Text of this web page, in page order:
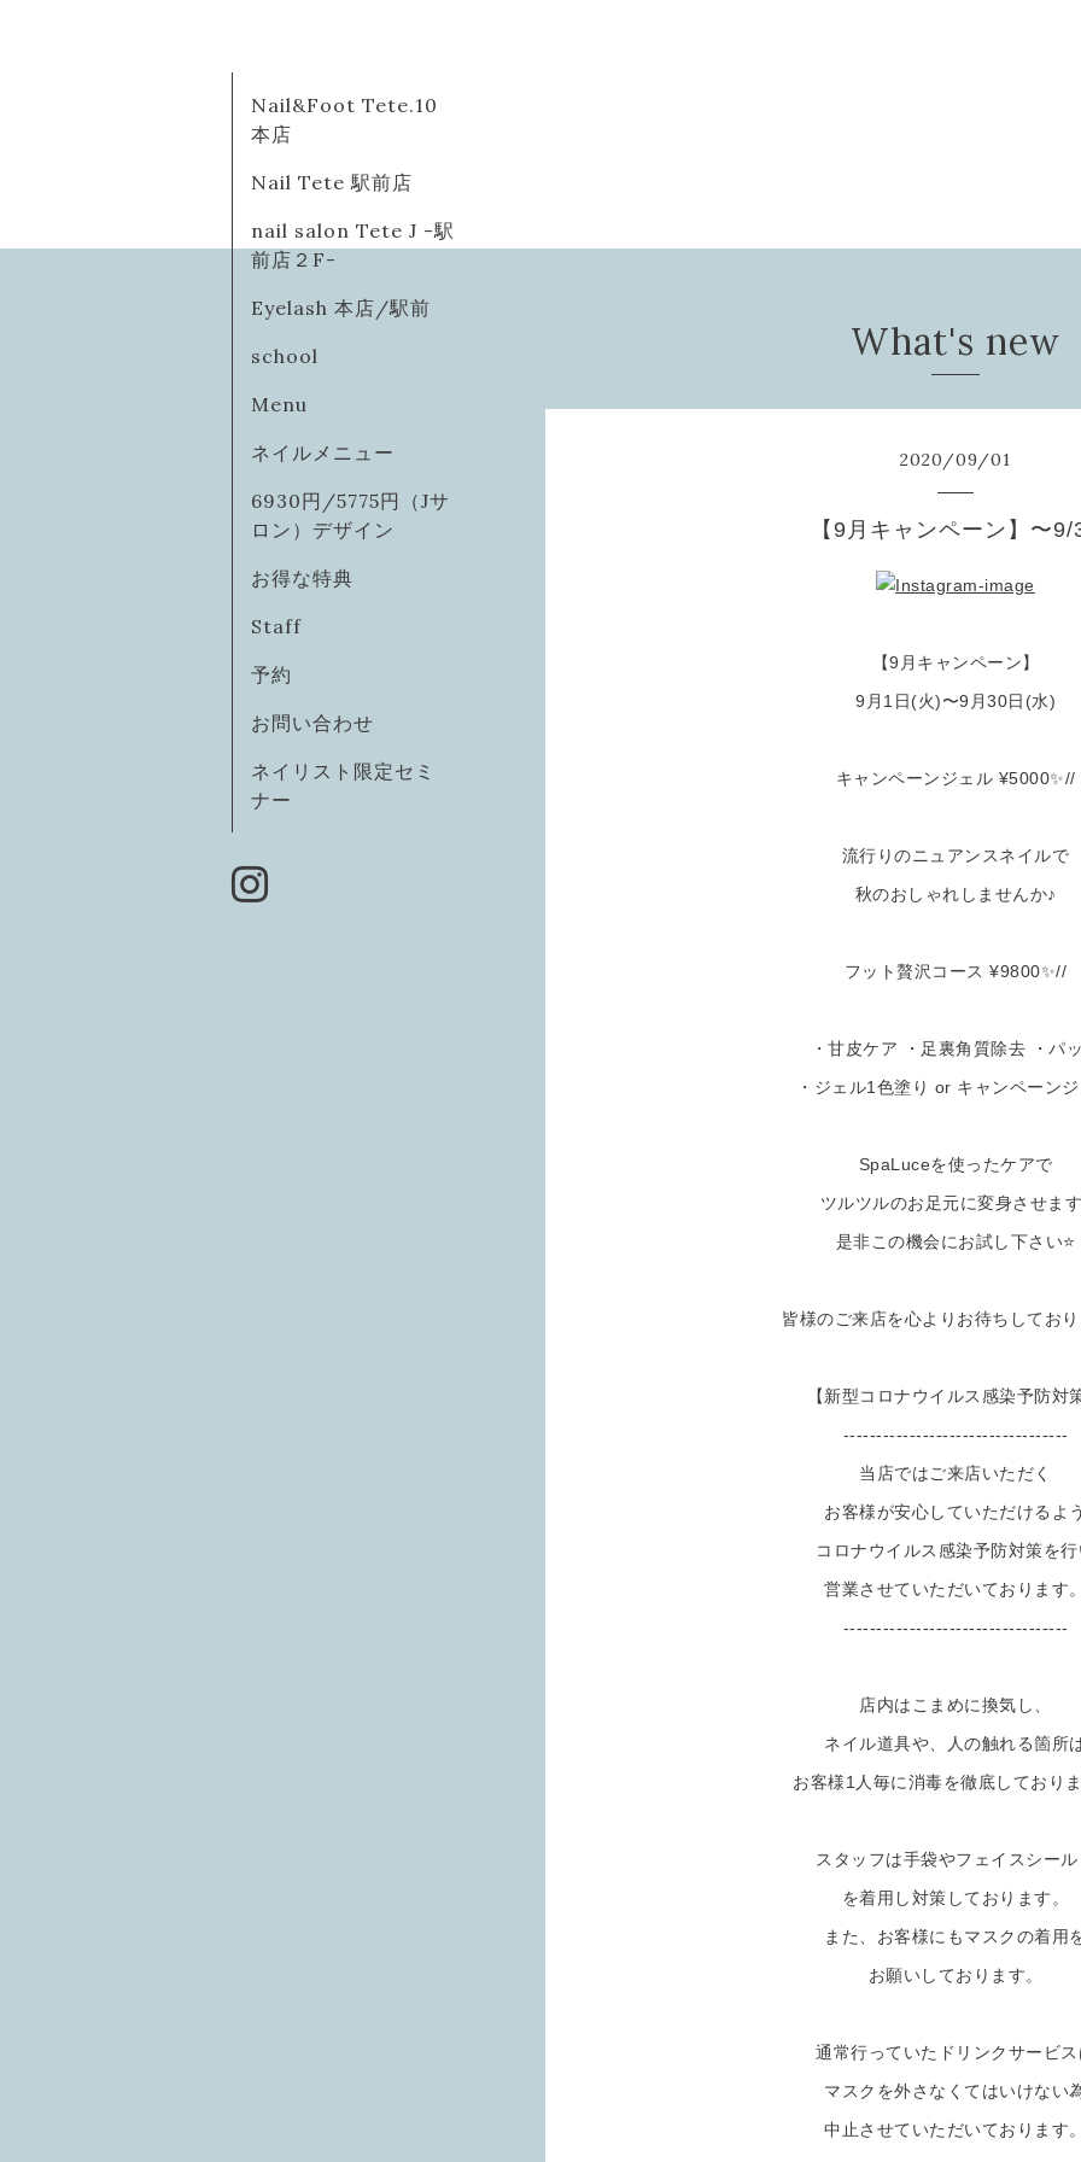
Nail&Foot Tete.10
本店
Nail Tete 駅前店
nail salon Tete J -駅
前店２F-
Eyelash 本店/駅前
school
Menu
ネイルメニュー
6930円/5775円（Jサ
ロン）デザイン
お得な特典
Staff
予約
お問い合わせ
ネイリスト限定セミ
ナー
What's new
2020/09/01
【9月キャンペーン】〜9/
【9月キャンペーン】
9月1日(火)〜9月30日(水)
キャンペーンジェル ¥5000✨//
流行りのニュアンスネイルで
秋のおしゃれしませんか♪
フット贅沢コース ¥9800✨//
・甘皮ケア ・足裏角質除去 ・パ
・ジェル1色塗り or キャンペーン
SpaLuceを使ったケアで
ツルツルのお足元に変身させま
是非この機会にお試し下さい⭐️
皆様のご来店を心よりお待ちしてお
【新型コロナウイルス感染予防対
----------------------------------
当店ではご来店いただく
お客様が安心していただけるよ
コロナウイルス感染予防対策を
営業させていただいております
----------------------------------
店内はこまめに換気し、
ネイル道具や、人の触れる箇所
お客様1人毎に消毒を徹底しており
スタッフは手袋やフェイスシー
を着用し対策しております。
また、お客様にもマスクの着用
お願いしております。
通常行っていたドリンクサービ
マスクを外さなくてはいけない
中止させていただいております